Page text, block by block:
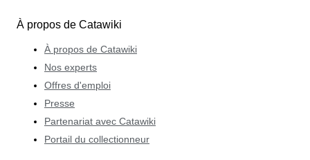
À propos de Catawiki
À propos de Catawiki
Nos experts
Offres d'emploi
Presse
Partenariat avec Catawiki
Portail du collectionneur